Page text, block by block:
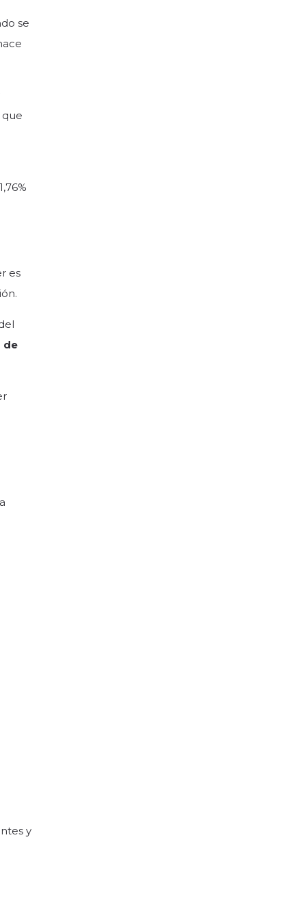
se
que
es
de
y